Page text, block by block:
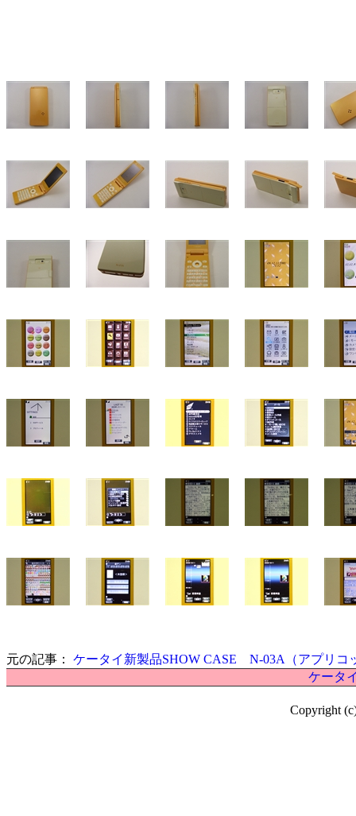
元の記事： ケータイ新製品SHOW CASE N-03A（アプリコ
ケータ
Copyright